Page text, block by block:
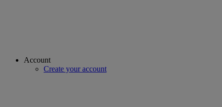
Account
Create your account